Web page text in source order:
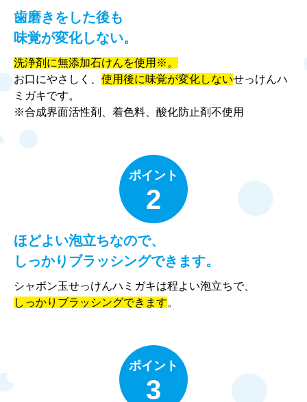
歯磨きをした後も
味覚が変化しない。
洗浄剤に無添加石けんを使用 ※ 。
お口にやさしく、 使用後に味覚が変化しないせっけんハ
ミガキです。
※合成界面活性剤、着色料、酸化防止剤不使用
ポイント
2
ほどよい泡立ちなので、
しっかりブラッシングできます。
シャボン玉せっけんハミガキは程よい泡立ちで、
しっかりブラッシングできます。
ポイント
3